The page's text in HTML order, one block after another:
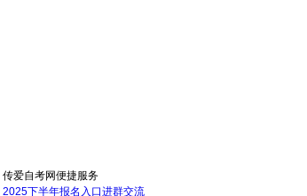
传爱自考网便捷服务
2025下半年报名入口进群交流